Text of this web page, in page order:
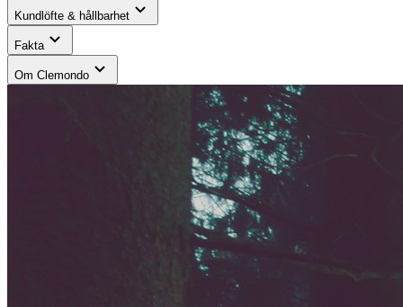
Kundlöfte & hållbarhet
Fakta
Om Clemondo